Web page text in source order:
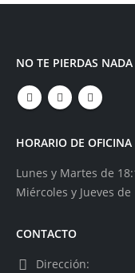
NO TE PIERDAS NADA
HORARIO DE OFICINA
Lunes y Martes de
Miércoles y Jueves de
CONTACTO
Dirección: